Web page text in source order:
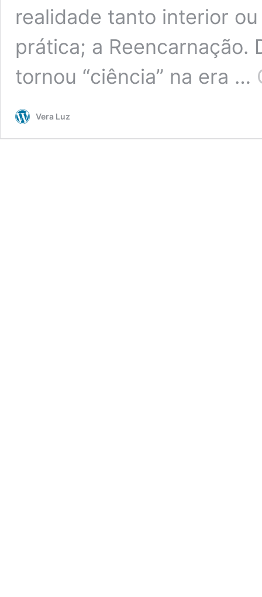
realidade tanto interior
prática; a Reencarnação.
tornou “ciência” na era …
Vera Luz